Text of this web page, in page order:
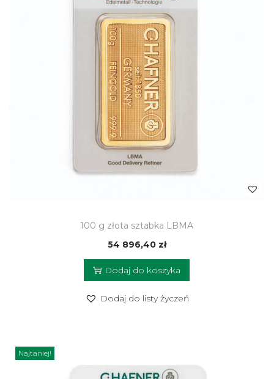
100 g złota sztabka LBMA
54 896,40 zł
Dodaj do koszyka
Dodaj do listy życzeń
Najtaniej!